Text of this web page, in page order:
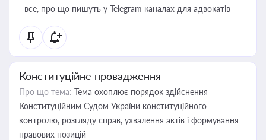
- все, про що пишуть у Telegram каналах для адвокатів
Конституційне провадження
Про що тема: Тема охоплює порядок здійснення
Конституційним Судом України конституційного
контролю, розгляду справ, ухвалення актів і формування
правових позицій